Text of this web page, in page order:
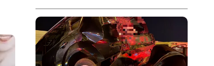
診所，順利聯繫上家屬，成功助她返家。